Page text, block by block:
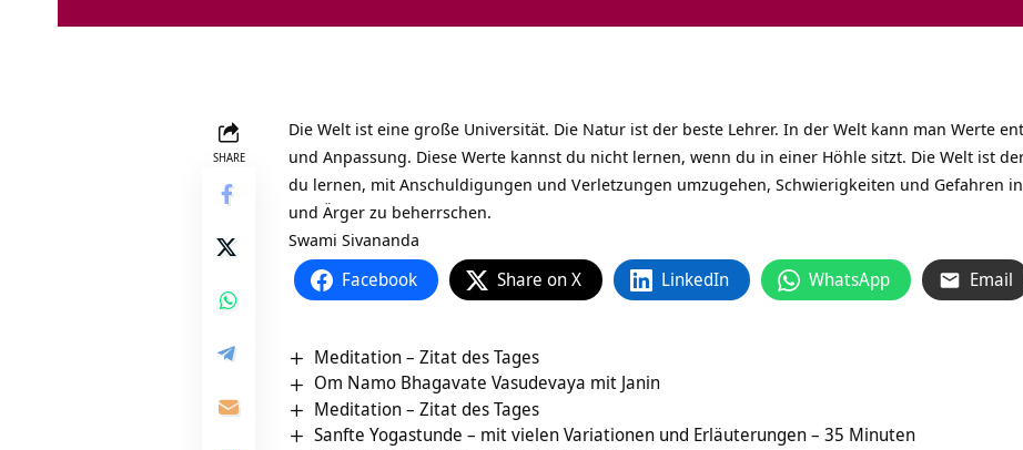
SHARE
Die Welt ist eine große Universität. Die Natur ist der beste Lehrer. In der Welt kann man Werte
und Anpassung. Diese Werte kannst du nicht lernen, wenn du in einer Höhle sitzt. Die Welt ist
du lernen, mit Anschuldigungen und Verletzungen umzugehen, Schwierigkeiten und Gefahren
und Ärger zu beherrschen.
Swami Sivananda
Facebook Share on X LinkedIn WhatsApp Email
Meditation – Zitat des Tages
Om Namo Bhagavate Vasudevaya mit Janin
Meditation – Zitat des Tages
Sanfte Yogastunde – mit vielen Variationen und Erläuterungen – 35 Minuten